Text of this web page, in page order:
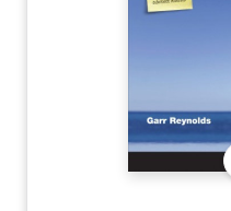
Tankönyv, segédkönyv
Társadalomtudomány